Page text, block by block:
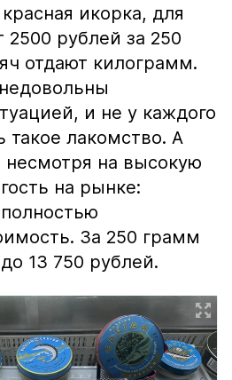
икорка, для
2500 рублей за 250
отдают килограмм.
и не у каждого
такое лакомство. А
несмотря на высокую
на рынке:
За 250 грамм
13 750 рублей.